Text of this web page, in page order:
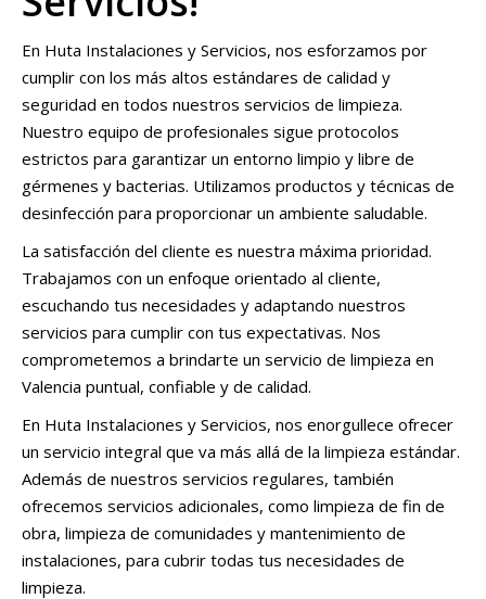
En Huta Instalaciones y Servicios, nos esforzamos por
cumplir con los más altos estándares de calidad y
seguridad en todos nuestros servicios de limpieza.
Nuestro equipo de profesionales sigue protocolos
estrictos para garantizar un entorno limpio y libre de
gérmenes y bacterias. Utilizamos productos y técnicas de
desinfección para proporcionar un ambiente saludable.
La satisfacción del cliente es nuestra máxima prioridad.
Trabajamos con un enfoque orientado al cliente,
escuchando tus necesidades y adaptando nuestros
servicios para cumplir con tus expectativas. Nos
comprometemos a brindarte un servicio de limpieza en
Valencia puntual, confiable y de calidad.
En Huta Instalaciones y Servicios, nos enorgullece ofrecer
un servicio integral que va más allá de la limpieza estándar.
Además de nuestros servicios regulares, también
ofrecemos servicios adicionales, como limpieza de fin de
obra, limpieza de comunidades y mantenimiento de
instalaciones, para cubrir todas tus necesidades de
limpieza.